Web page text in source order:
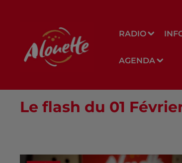
RADIO
AGENDA
Le flash du 01